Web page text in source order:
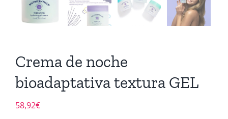
Crema de noche
bioadaptativa textura GEL
58,92€